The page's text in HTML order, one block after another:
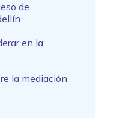
de
en la
la mediación